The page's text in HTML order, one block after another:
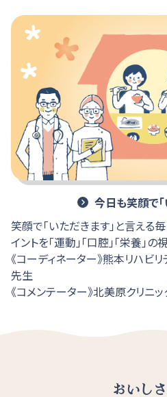
今日も笑顔で「
笑顔で「いただきます」と言え
イントを「運動」「口腔」「栄養」
《コーディネーター》熊本リハ
先生
《コメンテーター》北美原クリ
おいし